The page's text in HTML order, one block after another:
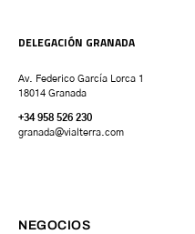
DELEGACIÓN GRANADA
Av. Federico García Lorca 1
18014 Granada
+34 958 526 230
granada@vialterra.com
NEGOCIOS